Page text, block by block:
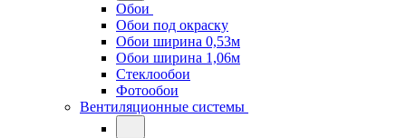
Обои
Обои под окраску
Обои ширина 0,53м
Обои ширина 1,06м
Стеклообои
Фотообои
Вентиляционные системы